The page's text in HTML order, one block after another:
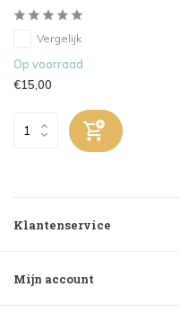
Vergelijk
Op voorraad
€15,00
Klantenservice
Mijn account